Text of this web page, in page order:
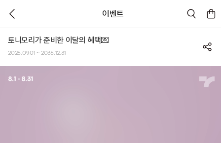
이벤트
토니모리가 준비한 이달의 혜택💌
2025.09.01 ~ 2035.12.31
Hair & Body🌸 MASK SHEET 💦